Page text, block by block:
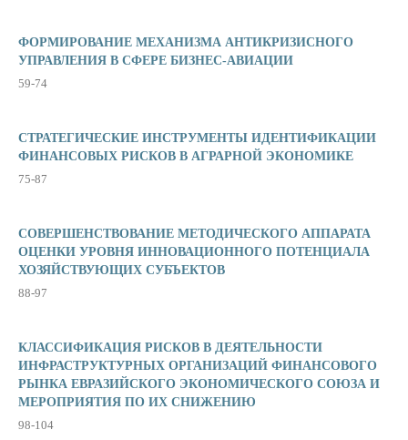
ФОРМИРОВАНИЕ МЕХАНИЗМА АНТИКРИЗИСНОГО
УПРАВЛЕНИЯ В СФЕРЕ БИЗНЕС-АВИАЦИИ
59-74
СТРАТЕГИЧЕСКИЕ ИНСТРУМЕНТЫ ИДЕНТИФИКАЦИИ
ФИНАНСОВЫХ РИСКОВ В АГРАРНОЙ ЭКОНОМИКЕ
75-87
СОВЕРШЕНСТВОВАНИЕ МЕТОДИЧЕСКОГО АППАРАТА
ОЦЕНКИ УРОВНЯ ИННОВАЦИОННОГО ПОТЕНЦИАЛА
ХОЗЯЙСТВУЮЩИХ СУБЪЕКТОВ
88-97
КЛАССИФИКАЦИЯ РИСКОВ В ДЕЯТЕЛЬНОСТИ
ИНФРАСТРУКТУРНЫХ ОРГАНИЗАЦИЙ ФИНАНСОВОГО
РЫНКА ЕВРАЗИЙСКОГО ЭКОНОМИЧЕСКОГО СОЮЗА И
МЕРОПРИЯТИЯ ПО ИХ СНИЖЕНИЮ
98-104